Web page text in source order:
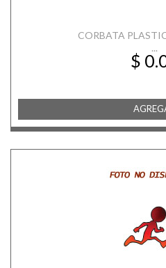
CORBATA
...
$